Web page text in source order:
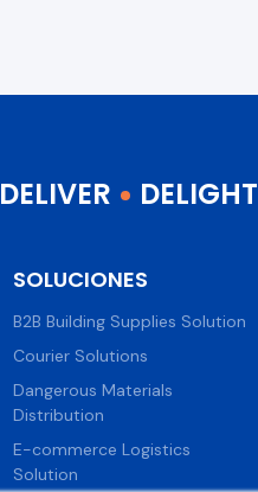
DELIVER DELIGHT
SOLUCIONES
B2B Building Supplies Solution
Courier Solutions
Dangerous Materials
Distribution
E-commerce Logistics
Solution